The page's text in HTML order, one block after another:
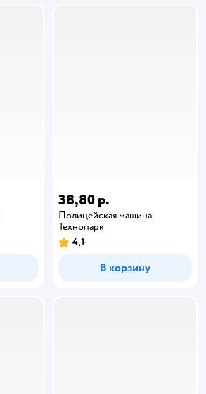
38,80 р.
Полицейская машина
Технопарк
4,1
В корзину